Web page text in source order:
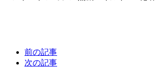
前の記事
次の記事